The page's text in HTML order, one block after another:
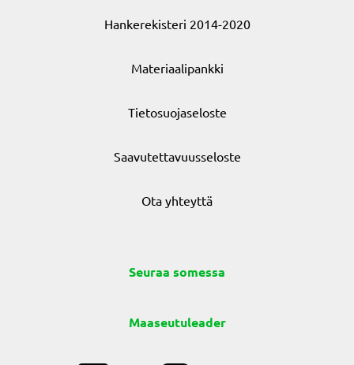
Hankerekisteri 2014-2020
Materiaalipankki
Tietosuojaseloste
Saavutettavuusseloste
Ota yhteyttä
Seuraa somessa
Maaseutuleader